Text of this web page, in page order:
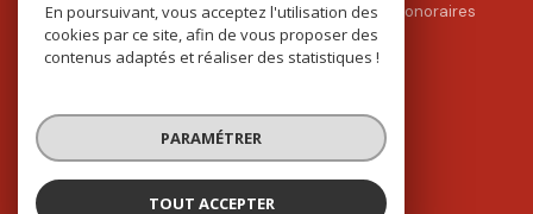
Nos partenaires Mentions légales Admin Nos honoraires
Politique RGPD Cookies
© 2026 | Tous droits réservés
Réalisé par
En poursuivant, vous acceptez l'utilisation des
cookies par ce site, afin de vous proposer des
contenus adaptés et réaliser des statistiques !
PARAMÉTRER
TOUT ACCEPTER